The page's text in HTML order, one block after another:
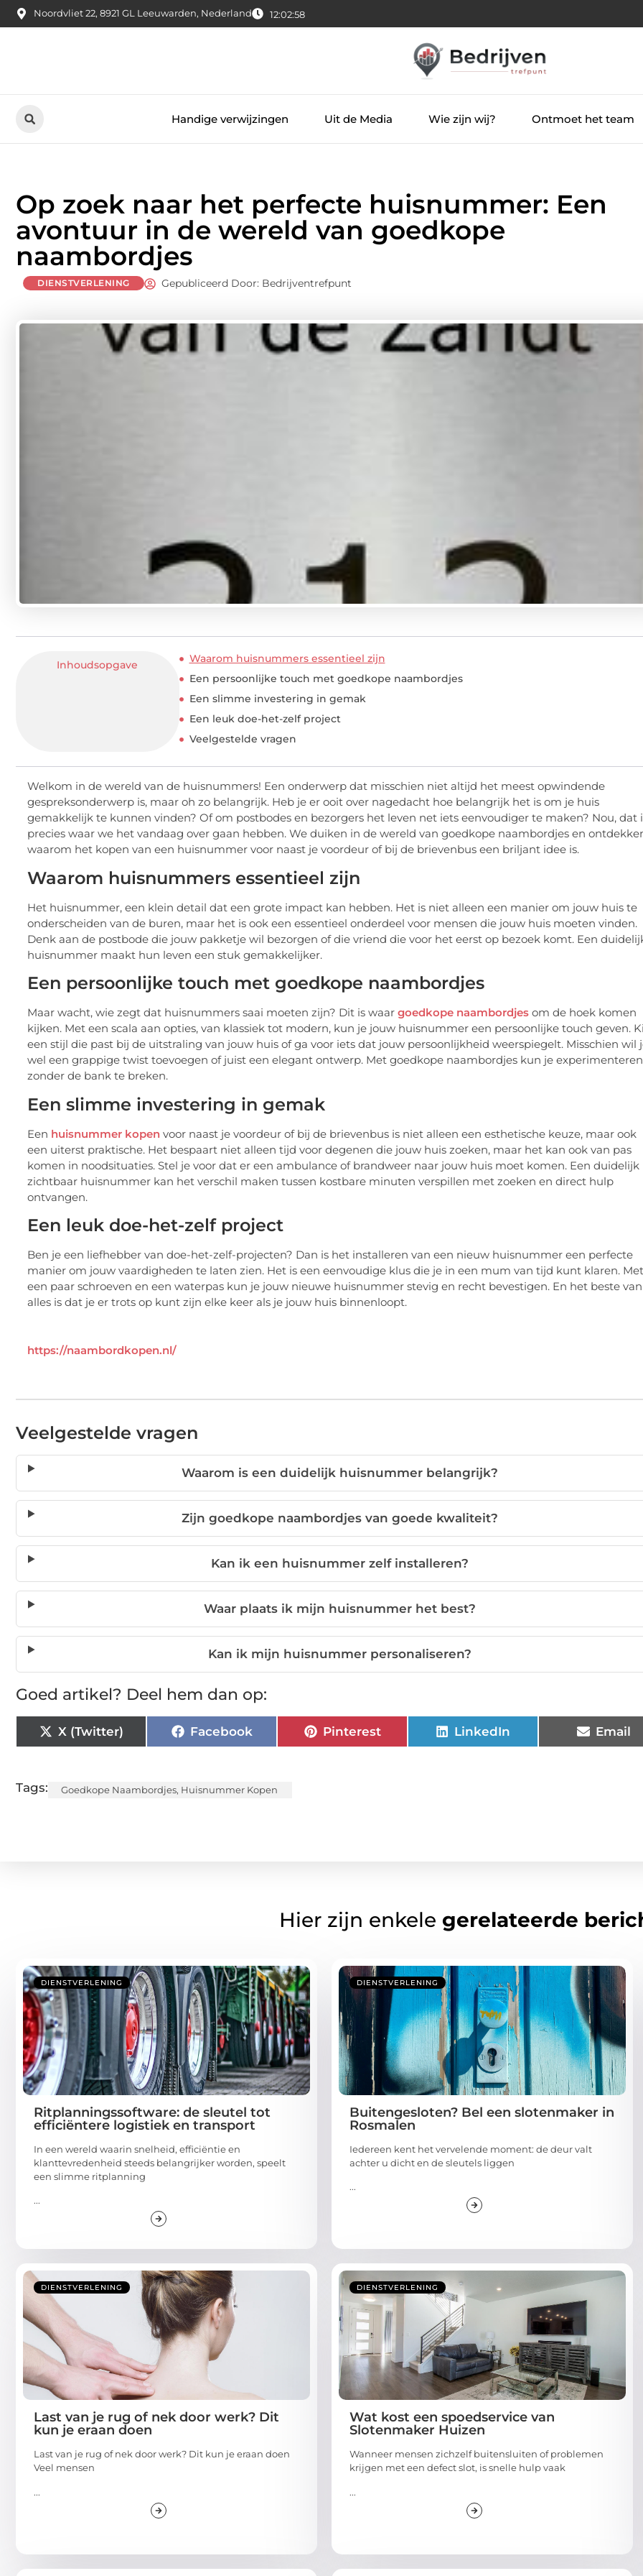
Noordvliet 22, 8921 GL Leeuwarden, Nederland 12:02:59
Handige verwijzingen Uit de Media Wie zijn wij? Ontmoet het team
Op zoek naar het perfecte huisnummer: Een
avontuur in de wereld van goedkope
naambordjes
DIENSTVERLENING Gepubliceerd Door: Bedrijventrefpunt
Inhoudsopgave
Waarom huisnummers essentieel zijn
Een persoonlijke touch met goedkope naambordjes
Een slimme investering in gemak
Een leuk doe-het-zelf project
Veelgestelde vragen
Welkom in de wereld van de huisnummers! Een onderwerp dat misschien niet altijd het meest opwindende
gespreksonderwerp is, maar oh zo belangrijk. Heb je er ooit over nagedacht hoe belangrijk het is om je huis
gemakkelijk te kunnen vinden? Of om postbodes en bezorgers het leven net iets eenvoudiger te maken? Nou, dat
precies waar we het vandaag over gaan hebben. We duiken in de wereld van goedkope naambordjes en
waarom het kopen van een huisnummer voor naast je voordeur of bij de brievenbus een briljant idee is.
Waarom huisnummers essentieel zijn
Het huisnummer, een klein detail dat een grote impact kan hebben. Het is niet alleen een manier om jouw huis te
onderscheiden van de buren, maar het is ook een essentieel onderdeel voor mensen die jouw huis moeten vinden.
Denk aan de postbode die jouw pakketje wil bezorgen of die vriend die voor het eerst op bezoek komt. Een
huisnummer maakt hun leven een stuk gemakkelijker.
Een persoonlijke touch met goedkope naambordjes
Maar wacht, wie zegt dat huisnummers saai moeten zijn? Dit is waar goedkope naambordjes om de hoek komen
kijken. Met een scala aan opties, van klassiek tot modern, kun je jouw huisnummer een persoonlijke touch geven.
een stijl die past bij de uitstraling van jouw huis of ga voor iets dat jouw persoonlijkheid weerspiegelt. Misschien wil
wel een grappige twist toevoegen of juist een elegant ontwerp. Met goedkope naambordjes kun je experimenteren
zonder de bank te breken.
Een slimme investering in gemak
Een huisnummer kopen voor naast je voordeur of bij de brievenbus is niet alleen een esthetische keuze, maar ook
een uiterst praktische. Het bespaart niet alleen tijd voor degenen die jouw huis zoeken, maar het kan ook van pas
komen in noodsituaties. Stel je voor dat er een ambulance of brandweer naar jouw huis moet komen. Een duidelijk
zichtbaar huisnummer kan het verschil maken tussen kostbare minuten verspillen met zoeken en direct hulp
ontvangen.
Een leuk doe-het-zelf project
Ben je een liefhebber van doe-het-zelf-projecten? Dan is het installeren van een nieuw huisnummer een perfecte
manier om jouw vaardigheden te laten zien. Het is een eenvoudige klus die je in een mum van tijd kunt klaren. Met
een paar schroeven en een waterpas kun je jouw nieuwe huisnummer stevig en recht bevestigen. En het beste van
alles is dat je er trots op kunt zijn elke keer als je jouw huis binnenloopt.
https://naambordkopen.nl/
Veelgestelde vragen
Waarom is een duidelijk huisnummer belangrijk?
Zijn goedkope naambordjes van goede kwaliteit?
Kan ik een huisnummer zelf installeren?
Waar plaats ik mijn huisnummer het best?
Kan ik mijn huisnummer personaliseren?
Goed artikel? Deel hem dan op:
X (Twitter) Facebook Pinterest LinkedIn Email
Tags: Goedkope Naambordjes, Huisnummer Kopen
Hier zijn enkele gerelateerde
DIENSTVERLENING
Ritplanningssoftware: de sleutel tot
efficiëntere logistiek en transport
In een wereld waarin snelheid, efficiëntie en
klanttevredenheid steeds belangrijker worden, speelt
een slimme ritplanning
...
DIENSTVERLENING
Buitengesloten? Bel een slotenmaker in
Rosmalen
Iedereen kent het vervelende moment: de deur valt
achter u dicht en de sleutels liggen
...
DIENSTVERLENING
Last van je rug of nek door werk? Dit
kun je eraan doen
Last van je rug of nek door werk? Dit kun je eraan doen
Veel mensen
...
DIENSTVERLENING
Wat kost een spoedservice van
Slotenmaker Huizen
Wanneer mensen zichzelf buitensluiten of problemen
krijgen met een defect slot, is snelle hulp vaak
...